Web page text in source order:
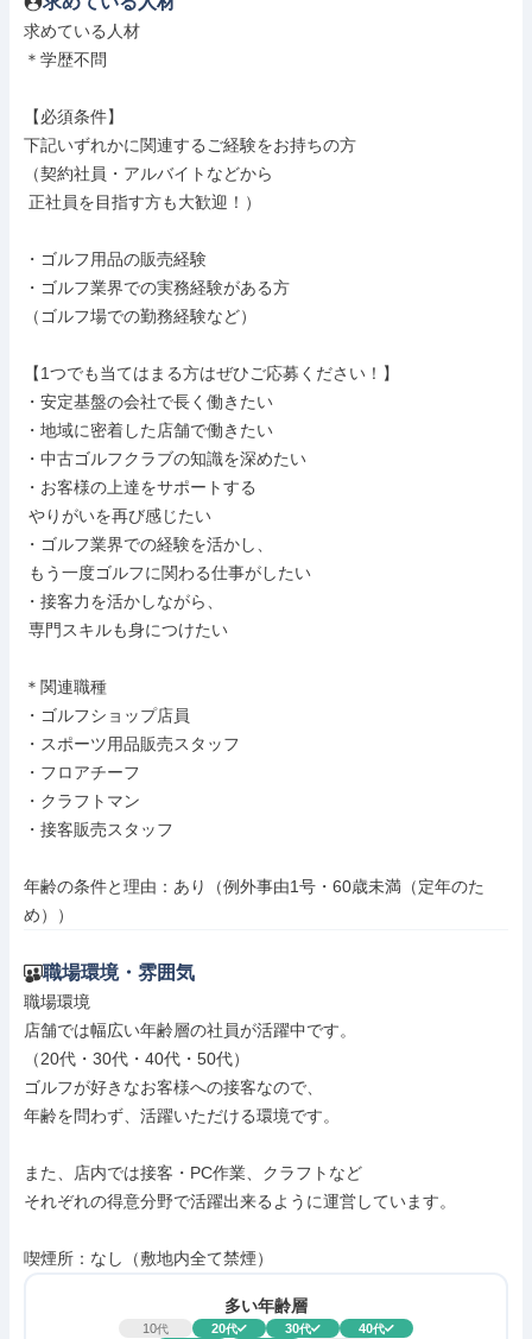
求めている人材
＊学歴不問
【必須条件】
下記いずれかに関連するご経験をお持ちの方
（契約社員・アルバイトなどから
・ゴルフ用品の販売経験
・ゴルフ業界での実務経験がある方
（ゴルフ場での勤務経験など）
【1つでも当てはまる方はぜひご応募ください！】
・安定基盤の会社で長く働きたい
・地域に密着した店舗で働きたい
・中古ゴルフクラブの知識を深めたい
・お客様の上達をサポートする
・ゴルフ業界での経験を活かし、
・接客力を活かしながら、
＊関連職種
・ゴルフショップ店員
・スポーツ用品販売スタッフ
・フロアチーフ
・クラフトマン
・接客販売スタッフ
年齢の条件と理由：あり（例外事由1号・60歳未満（定年のた
め））
職場環境・雰囲気
職場環境
店舗では幅広い年齢層の社員が活躍中です。
（20代・30代・40代・50代）
ゴルフが好きなお客様への接客なので、
年齢を問わず、活躍いただける環境です。
また、店内では接客・PC作業、クラフトなど
それぞれの得意分野で活躍出来るように運営しています。
喫煙所：なし（敷地内全て禁煙）
多い年齢層
10代 20代 30代 40代